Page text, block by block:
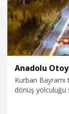
Kurban
dönüş